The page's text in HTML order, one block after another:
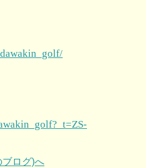
ログ)へ